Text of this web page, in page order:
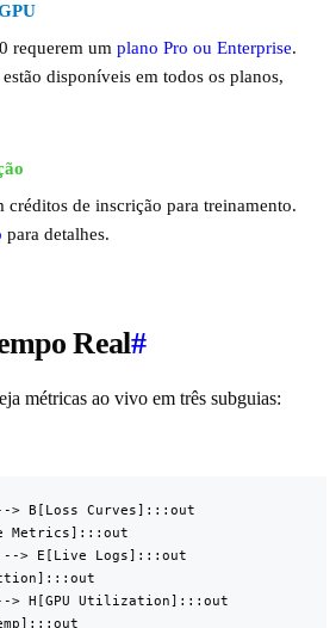
requerem um plano Pro ou Enterprise.
disponíveis em todos os planos,
créditos de inscrição para treinamento.
para detalhes.
Real#
métricas ao vivo em três subguias:
> B[Loss Curves]:::out
Metrics]:::out
> E[Live Logs]:::out
> H[GPU Utilization]:::out